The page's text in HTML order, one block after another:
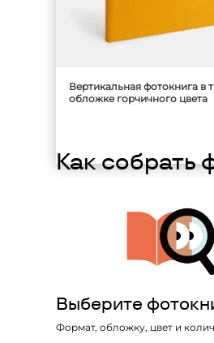
Вертикальная фотокнига в
обложке горчичного цвета
Как собрать
Выберите
Формат, обложку, цвет и